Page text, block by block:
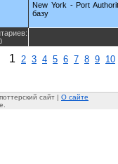
New York - Port
базу
1 2 3 4 5 6 7 8 9 10
сайт | О сайте